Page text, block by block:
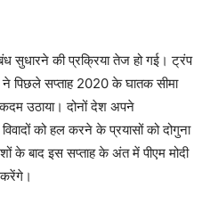
सुधारने की प्रक्रिया तेज हो गई। ट्रंप
ने पिछले सप्ताह 2020 के घातक सीमा
उठाया। दोनों देश अपने
को हल करने के प्रयासों को दोगुना
के बाद इस सप्ताह के अंत में पीएम मोदी
करेंगे।